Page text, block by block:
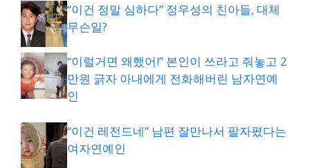
“이건 정말 심하다” 정우성의 친아들, 대체
무슨일?
“이럴거면 왜했어!” 본인이 쓰라고 줘놓고 2
만원 긁자 아내에게 전화해버린 남자연예
인
“이건 레전드네” 남편 잘만나서 팔자폈다는
여자연예인